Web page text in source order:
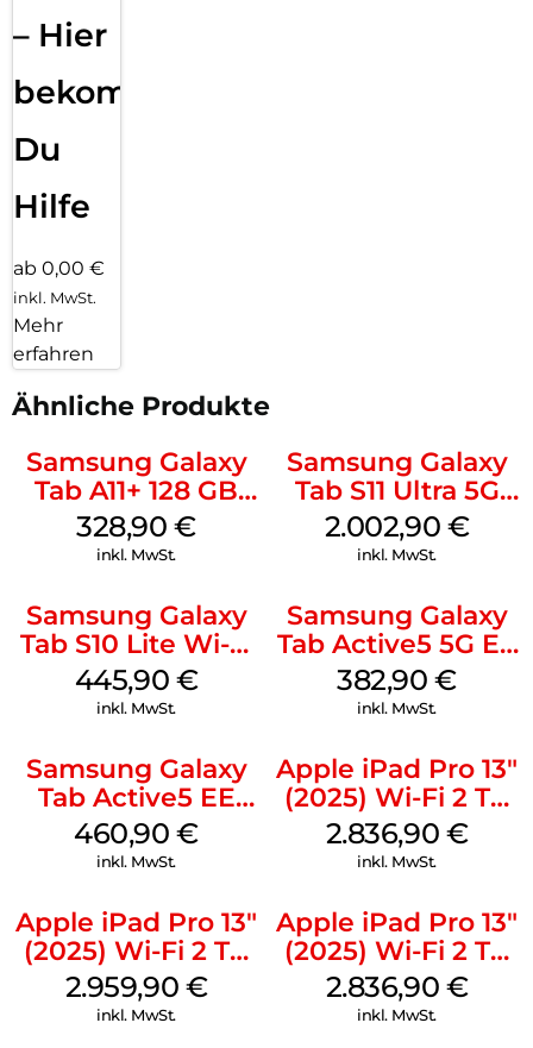
– Hier
bekommst
Du
Hilfe
ab 0,00 €
inkl. MwSt.
Mehr
erfahren
Ähnliche Produkte
Samsung Galaxy
Tab A11+ 128 GB
Gray
328,90€
inkl. MwSt.
Samsung Galaxy
Tab S11 Ultra 5G
512 GB Gray
2.002,90 €
inkl. MwSt.
Samsung Galaxy
Tab S10 Lite Wi-Fi
128 GB Silver
445,90 €
inkl. MwSt.
Samsung Galaxy
Tab Active5 5G EE
128 GB Black
382,90€
inkl. MwSt.
Samsung Galaxy
Tab Active5 EE
Wi-Fi 128 GB black
460,90€
inkl. MwSt.
Apple iPad Pro 13″
(2025) Wi-Fi 2 TB
Standardglas
Space Schwarz
2.836,90 €
inkl. MwSt.
Apple iPad Pro 13″
(2025) Wi-Fi 2 TB
Nanotexturglas
Silber
2.959,90 €
inkl. MwSt.
Apple iPad Pro 13″
(2025) Wi-Fi 2 TB
Standardglas
Silber
2.836,90 €
inkl. MwSt.